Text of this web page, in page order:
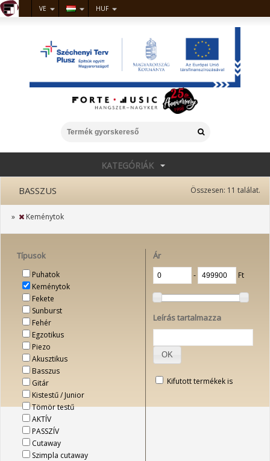
VE HUF
KATEGÓRIÁK
Összesen: 11 találat.
BASSZUS
» Keménytok
Típusok
Puhatok
Keménytok
Fekete
Sunburst
Fehér
Egzotikus
Piezo
Akusztikus
Basszus
Gitár
Kistestű / Junior
Tömör testű
AKTÍV
PASSZÍV
Cutaway
Szimpla cutaway
Ár
‐ Ft
Leírás tartalmazza
OK
Kifutott termékek is